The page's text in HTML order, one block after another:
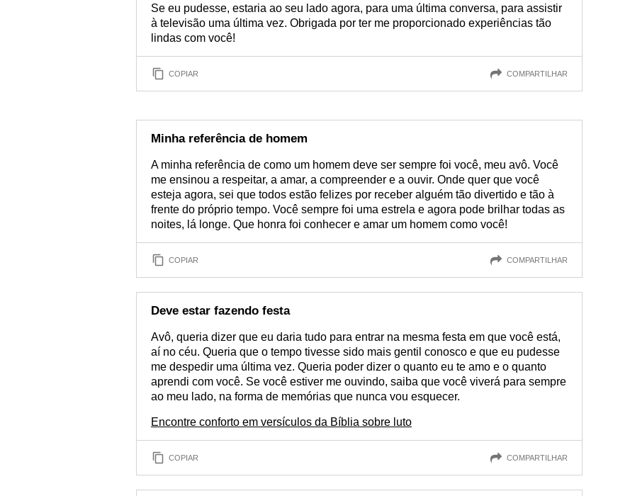
Se eu pudesse, estaria ao seu lado agora, para uma última conversa, para assistir
à televisão uma última vez. Obrigada por ter me proporcionado experiências tão
lindas com você!
COPIAR COMPARTILHAR
Minha referência de homem
A minha referência de como um homem deve ser sempre foi você, meu avô. Você
me ensinou a respeitar, a amar, a compreender e a ouvir. Onde quer que você
esteja agora, sei que todos estão felizes por receber alguém tão divertido e tão à
frente do próprio tempo. Você sempre foi uma estrela e agora pode brilhar todas as
noites, lá longe. Que honra foi conhecer e amar um homem como você!
COPIAR COMPARTILHAR
Deve estar fazendo festa
Avô, queria dizer que eu daria tudo para entrar na mesma festa em que você está,
aí no céu. Queria que o tempo tivesse sido mais gentil conosco e que eu pudesse
me despedir uma última vez. Queria poder dizer o quanto eu te amo e o quanto
aprendi com você. Se você estiver me ouvindo, saiba que você viverá para sempre
ao meu lado, na forma de memórias que nunca vou esquecer.
Encontre conforto em versículos da Bíblia sobre luto
COPIAR COMPARTILHAR